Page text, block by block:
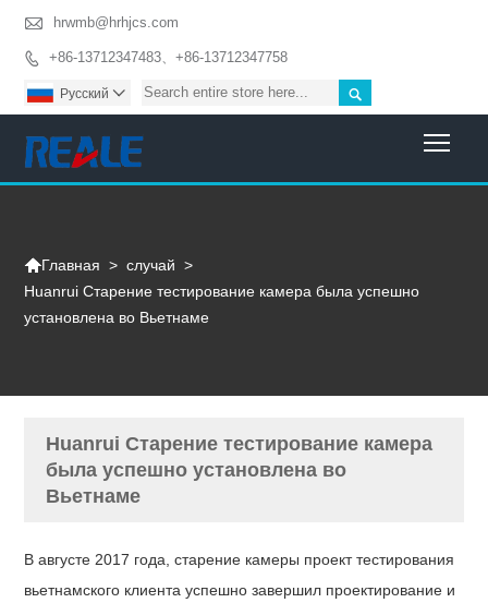
 hrwmb@hrhjcs.com
 +86-13712347483、+86-13712347758

Pусский 
Главная > случай >
Huanrui Старение тестирование камера была успешно
установлена ​​во Вьетнаме
Huanrui Старение тестирование камера
была успешно установлена ​​во
Вьетнаме
В августе 2017 года, старение камеры проект тестирования
вьетнамского клиента успешно завершил проектирование и